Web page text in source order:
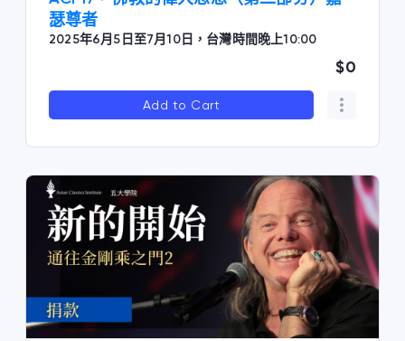
瑟尊者
2025年6月5日至7月10日，台灣時間晚上10:00
$0
Add to Cart